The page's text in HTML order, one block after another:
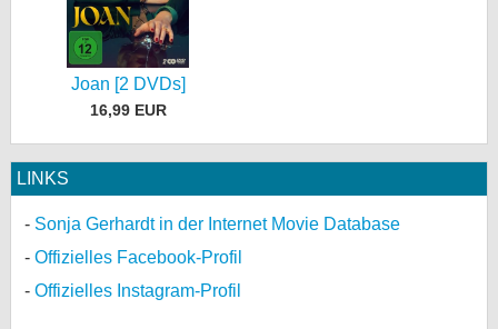
Joan [2 DVDs]
16,99 EUR
LINKS
Sonja Gerhardt in der Internet Movie Database
Offizielles Facebook-Profil
Offizielles Instagram-Profil